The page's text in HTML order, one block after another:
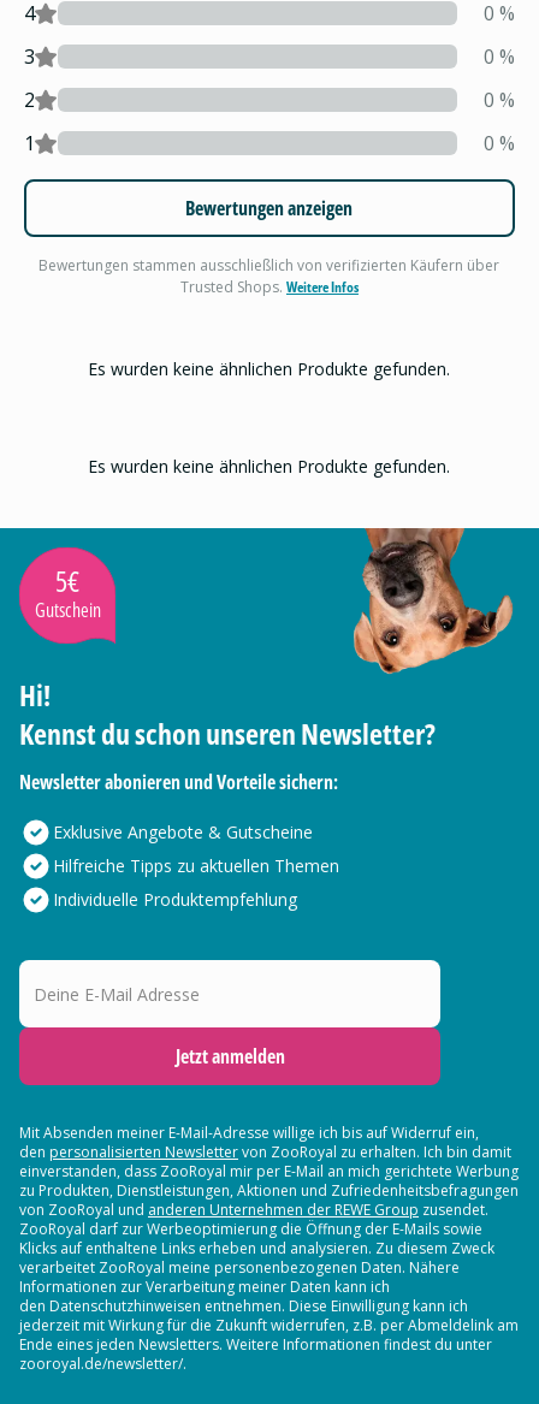
4 0 %
3
0 %
2
0 %
1
0 %
Bewertungen anzeigen
Bewertungen stammen ausschließlich von verifizierten Käufern über
Trusted Shops. Weitere Infos
Es wurden keine ähnlichen Produkte gefunden.
Es wurden keine ähnlichen Produkte gefunden.
5€
Gutschein
Hi!
Kennst du schon unseren Newsletter?
Newsletter abonieren und Vorteile sichern:
Exklusive Angebote & Gutscheine
Hilfreiche Tipps zu aktuellen Themen
Individuelle Produktempfehlung
Deine E-Mail Adresse
Jetzt anmelden
Mit Absenden meiner E-Mail-Adresse willige ich bis auf Widerruf ein,
den personalisierten Newslettervon ZooRoyal zu erhalten. Ich bin damit
einverstanden, dass ZooRoyal mir per E-Mail an mich gerichtete Werbung
zu Produkten, Dienstleistungen, Aktionen und Zufriedenheitsbefragungen
von ZooRoyal und anderen Unternehmen der REWE Group zusendet.
ZooRoyal darf zur Werbeoptimierung die Öffnung der E-Mails sowie
Klicks auf enthaltene Links erheben und analysieren. Zu diesem Zweck
verarbeitet ZooRoyal meine personenbezogenen Daten. Nähere
Informationen zur Verarbeitung meiner Daten kann ich
den Datenschutzhinweisen entnehmen. Diese Einwilligung kann ich
jederzeit mit Wirkung für die Zukunft widerrufen, z.B. per Abmeldelink am
Ende eines jeden Newsletters. Weitere Informationen findest du unter
zooroyal.de/newsletter/.